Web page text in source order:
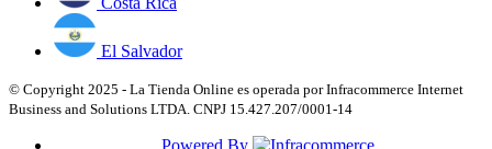
El Salvador
© Copyright 2025 - La Tienda Online es operada por Infracommerce Internet
Business and Solutions LTDA. CNPJ 15.427.207/0001-14
Powered By